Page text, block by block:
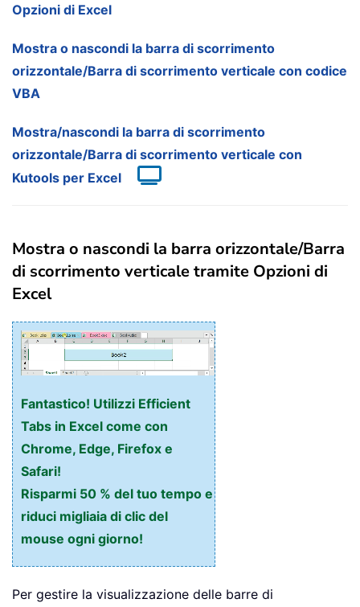
Opzioni di Excel
Mostra o nascondi la barra di scorrimento
orizzontale/Barra di scorrimento verticale con codice
VBA
Mostra/nascondi la barra di scorrimento
orizzontale/Barra di scorrimento verticale con
Kutools per Excel
Mostra o nascondi la barra orizzontale/Barra
di scorrimento verticale tramite Opzioni di
Excel
Fantastico! Utilizzi Efficient
Tabs in Excel come con
Chrome, Edge, Firefox e
Safari!
Risparmi 50 % del tuo tempo e
riduci migliaia di clic del
mouse ogni giorno!
Per gestire la visualizzazione delle barre di